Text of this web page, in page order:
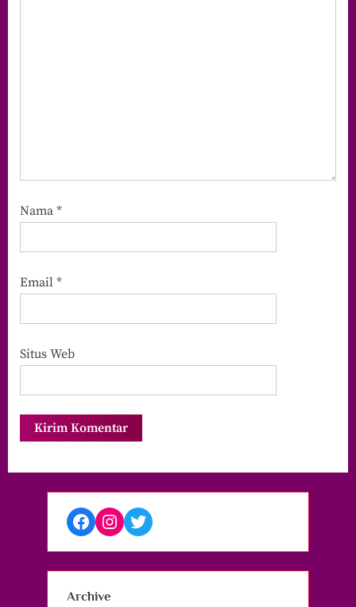
Nama *
Email *
Situs Web
Facebook
Instagram
Twitter
Archive